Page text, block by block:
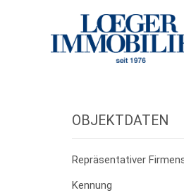
OBJEKTDATEN
Repräsentativer
Kennung